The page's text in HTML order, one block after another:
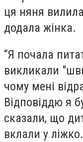
ця няня
додала жінка.
“Я почала
викликали
чому мені
Відповіддю я
сказали, що
вклали у